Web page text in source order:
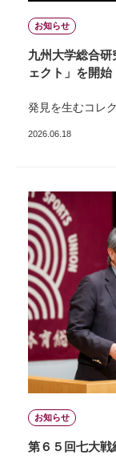
お知らせ
九州大学総合
ェクト」を開始
発見を生むコレ
2026.06.18
お知らせ
第６５回七大戦